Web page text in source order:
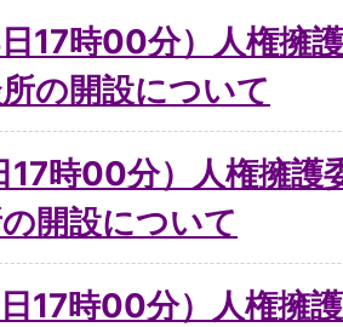
日17時00分）人権擁
の開設について
17時00分）人権擁護
開設について
日17時00分）人権擁